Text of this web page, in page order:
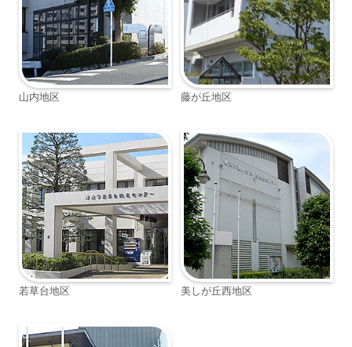
山内地区 藤が丘地区
若草台地区 美しが丘西地区